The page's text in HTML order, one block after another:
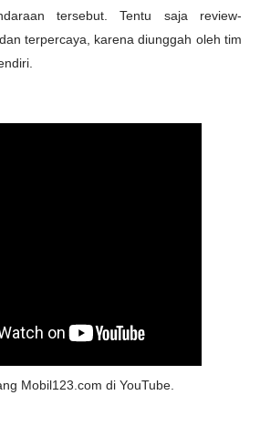
tersebut. Tentu saja review-
terpercaya, karena diunggah oleh tim
Mobil123.com di YouTube.